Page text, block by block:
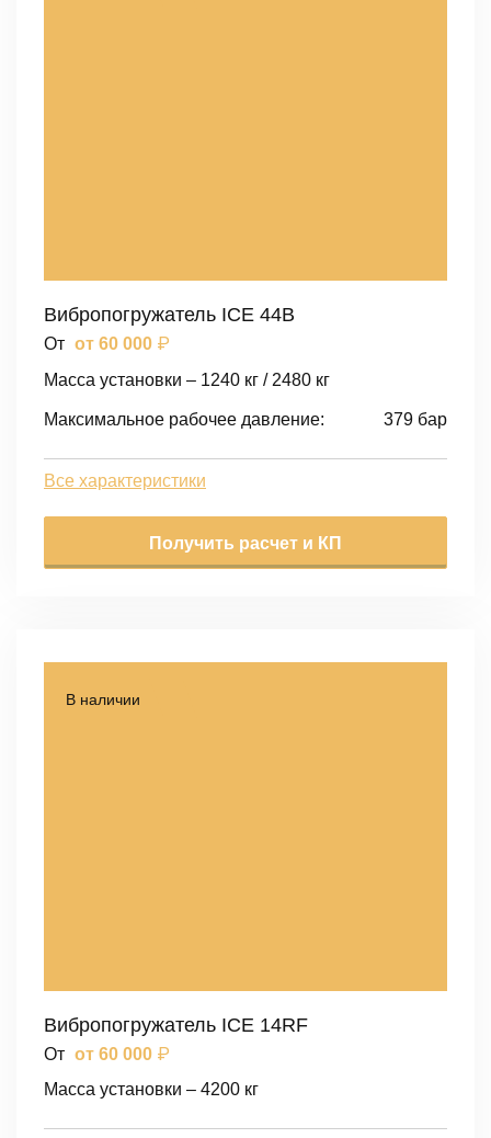
Вибропогружатель ICE 44B
От от 60 000 ₽
Масса установки – 1240 кг / 2480 кг
Максимальное рабочее давление: 379 бар
Все характеристики
Получить расчет и КП
В наличии
Вибропогружатель ICE 14RF
От от 60 000 ₽
Масса установки – 4200 кг